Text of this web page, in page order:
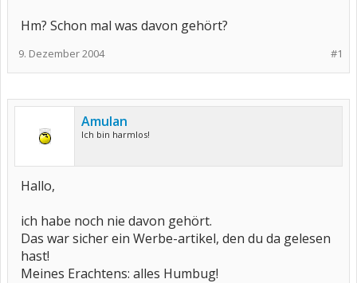
Hm? Schon mal was davon gehört?
#1
9. Dezember 2004
Amulan
Ich bin harmlos!
Hallo,
ich habe noch nie davon gehört.
Das war sicher ein Werbe-artikel, den du da gelesen
hast!
Meines Erachtens: alles Humbug!